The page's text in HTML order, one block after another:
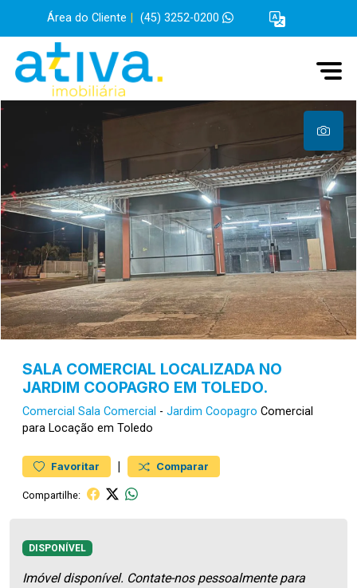
Área do Cliente (45) 3252-0200
SALA COMERCIAL LOCALIZADA NO
JARDIM COOPAGRO EM TOLEDO.
Comercial Sala Comercial - Jardim Coopagro Comercial
para Locação em Toledo
Favoritar | Comparar
Compartilhe:
DISPONÍVEL
Imóvel disponível. Contate-nos pessoalmente para